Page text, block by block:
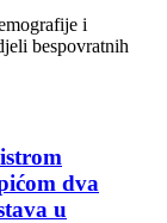
dva
u